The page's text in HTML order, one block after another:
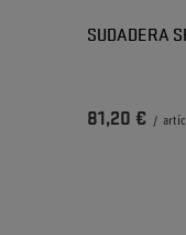
SUDADERA
81,20 € /